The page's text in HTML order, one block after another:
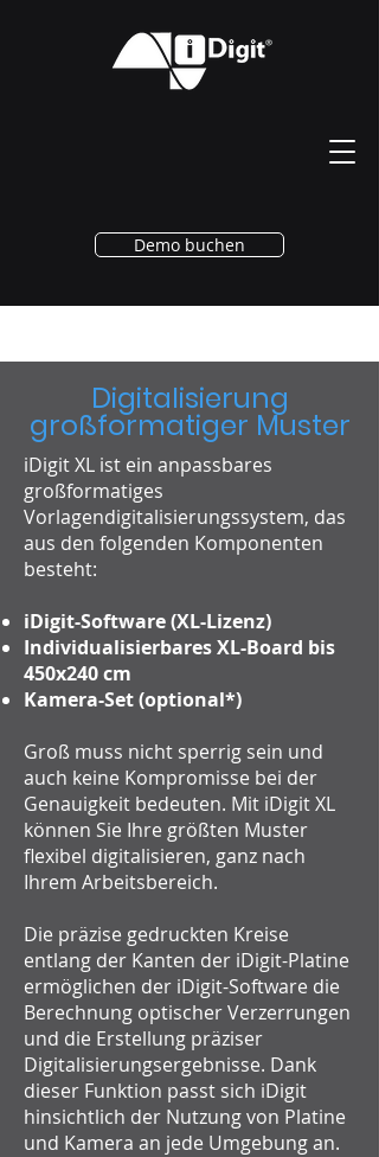
Demo buchen
Digitalisierung
großformatiger Muster
iDigit XL ist ein anpassbares
großformatiges
Vorlagendigitalisierungssystem, das
aus den folgenden Komponenten
besteht:
iDigit-Software (XL-Lizenz)
Individualisierbares XL-Board bis
450x240 cm
Kamera-Set (optional*)
Groß muss nicht sperrig sein und
auch keine Kompromisse bei der
Genauigkeit bedeuten. Mit iDigit XL
können Sie Ihre größten Muster
flexibel digitalisieren, ganz nach
Ihrem Arbeitsbereich.
Die präzise gedruckten Kreise
entlang der Kanten der iDigit-Platine
ermöglichen der iDigit-Software die
Berechnung optischer Verzerrungen
und die Erstellung präziser
Digitalisierungsergebnisse. Dank
dieser Funktion passt sich iDigit
hinsichtlich der Nutzung von Platine
und Kamera an jede Umgebung an.